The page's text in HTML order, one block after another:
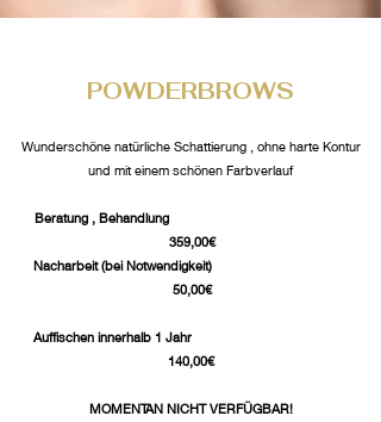
POWDERBROWS
Wunderschöne natürliche Schattierung , ohne harte Kontur
und mit einem schönen Farbverlauf
Beratung , Behandlung
359,00€
Nacharbeit (bei Notwendigkeit)
50,00€
Auffischen innerhalb 1 Jahr
140,00€
MOMENTAN NICHT VERFÜGBAR!